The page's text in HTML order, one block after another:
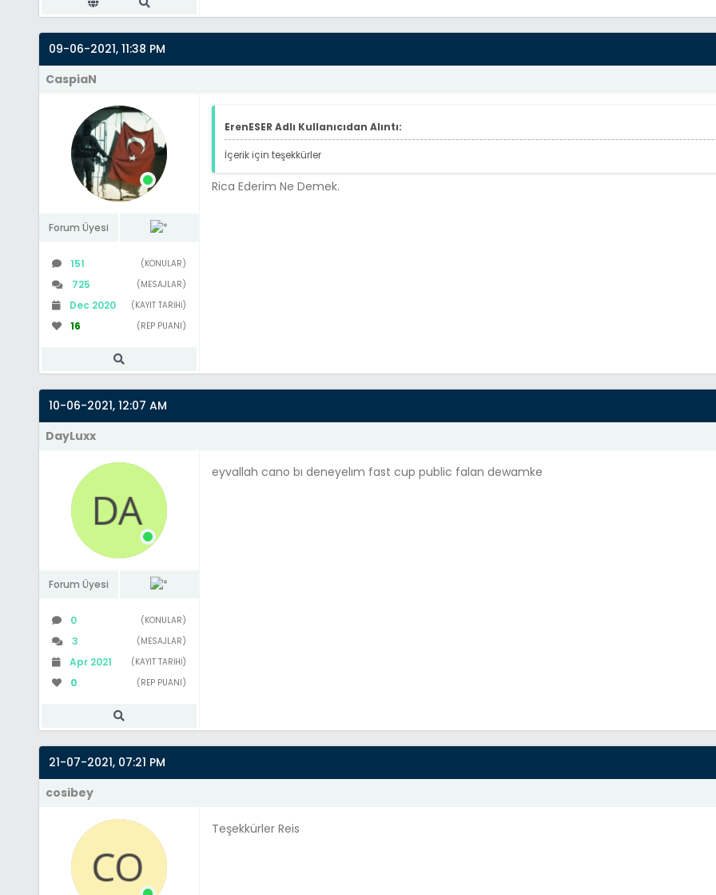
09-06-2021, 11:38 PM
CaspiaN
Forum Üyesi
151 (KONULAR)
725 (MESAJLAR)
Dec 2020 (KAYIT TARIHI)
16 (REP PUANI)
ErenESER Adlı Kullanıcıdan Alıntı:
İçerik için teşekkürler
Rica Ederim Ne Demek.
10-06-2021, 12:07 AM
DayLuxx
Forum Üyesi
0 (KONULAR)
3 (MESAJLAR)
Apr 2021 (KAYIT TARIHI)
0 (REP PUANI)
eyvallah cano bı deneyelım fast cup public falan dewamke
21-07-2021, 07:21 PM
cosibey
Teşekkürler Reis